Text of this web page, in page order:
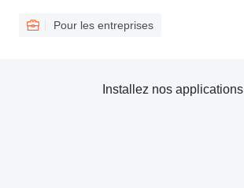
Pour les entreprises
Installez nos applications